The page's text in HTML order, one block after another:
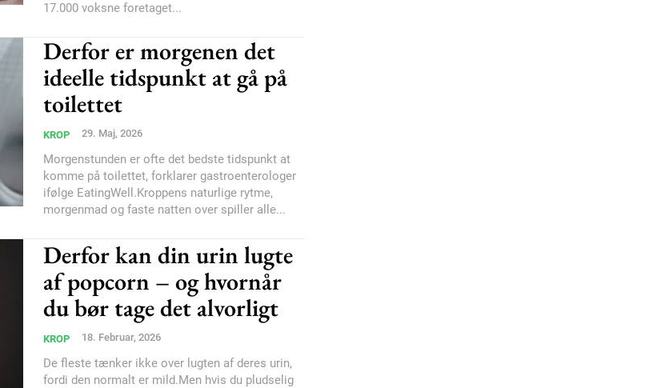
Praesent euismod ac
Ut mollis pellentesque tortor
Nullam eu erat condimentum
YEARLY PRICING
17.000 voksne foretaget...
Derfor er morgenen det
ideelle tidspunkt at gå på
toilettet
KROP 29. Maj, 2026
Morgenstunden er ofte det bedste tidspunkt at
komme på toilettet, forklarer gastroenterologer
ifølge EatingWell.Kroppens naturlige rytme,
morgenmad og faste natten over spiller alle...
Derfor kan din urin lugte
af popcorn – og hvornår
du bør tage det alvorligt
KROP 18. Februar, 2026
De fleste tænker ikke over lugten af deres urin,
fordi den normalt er mild.Men hvis du pludselig